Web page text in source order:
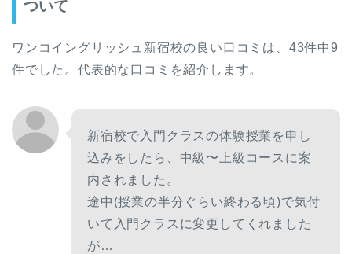
ついて
ワンコイングリッシュ新宿校の良い口コミは、43件中9
件でした。代表的な口コミを紹介します。
新宿校で入門クラスの体験授業を申し
込みをしたら、中級〜上級コースに案
内されました。
途中(授業の半分ぐらい終わる頃)で気付
いて入門クラスに変更してくれました
が…